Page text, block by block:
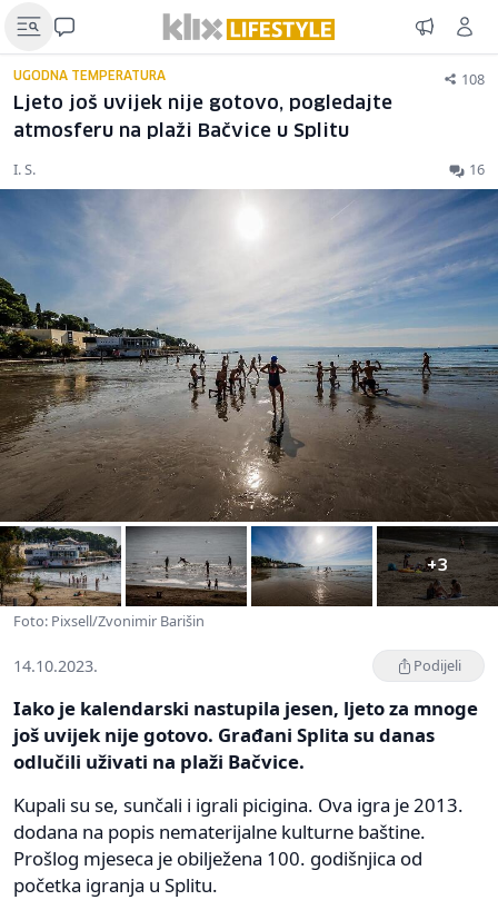
UGODNA TEMPERATURA 108
Ljeto još uvijek nije gotovo, pogledajte
atmosferu na plaži Bačvice u Splitu
I. S. 16
+3
Foto: Pixsell/Zvonimir Barišin
14.10.2023. Podijeli
Iako je kalendarski nastupila jesen, ljeto za mnoge
još uvijek nije gotovo. Građani Splita su danas
odlučili uživati na plaži Bačvice.
Kupali su se, sunčali i igrali picigina. Ova igra je 2013.
dodana na popis nematerijalne kulturne baštine.
Prošlog mjeseca je obilježena 100. godišnjica od
početka igranja u Splitu.